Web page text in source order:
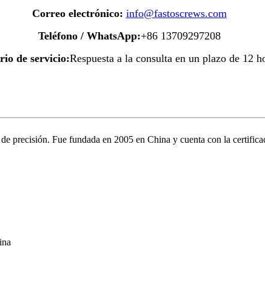
Correo electrónico: info@fastoscrews.com
Teléfono / WhatsApp:+86 13709297208
de servicio:Respuesta a la consulta en un plazo de 12
precisión. Fue fundada en 2005 en China y cuenta con la